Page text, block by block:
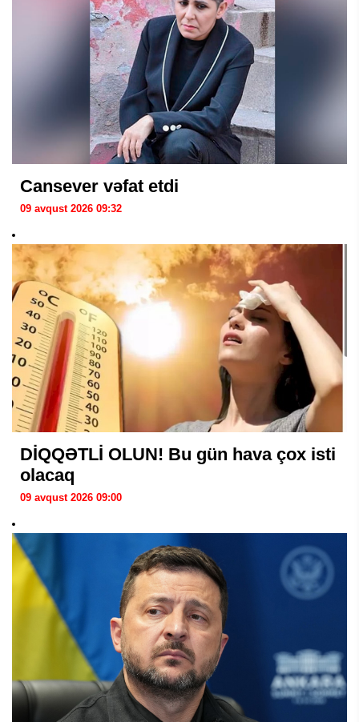
Cansever vəfat etdi
09 avqust 2026 09:32
DİQQƏTLİ OLUN! Bu gün hava çox isti
olacaq
09 avqust 2026 09:00